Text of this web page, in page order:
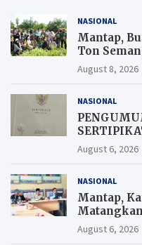
NASIONAL
Mantap,
Ton
Pangan
August 8, 2026
NASIONAL
August 6, 2026
NASIONAL
Mantap,
Warga
August 6, 2026